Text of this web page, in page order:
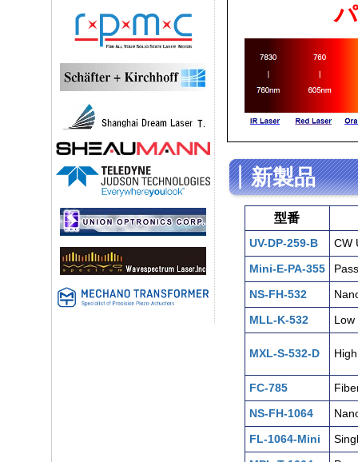
新製品
型番
UV-DP-259-B
CW
Mini-E-PA-355
NS-FH-532
MLL-K-532
Low
MXL-S-532-D
FC-785
NS-FH-1064
FL-1064-Mini